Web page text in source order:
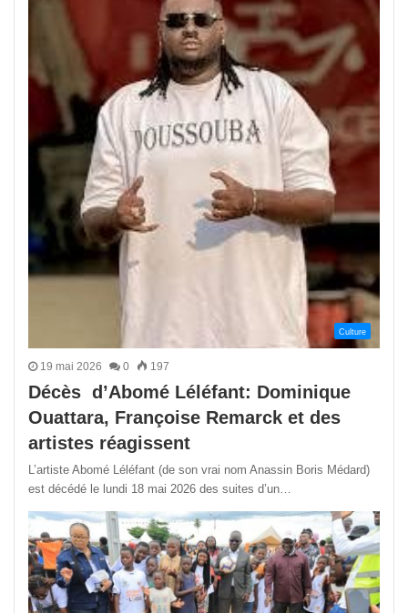
Culture
19 mai 2026 0 197
Décès d’Abomé Léléfant: Dominique
Ouattara, Françoise Remarck et des
artistes réagissent
L’artiste Abomé Léléfant (de son vrai nom Anassin Boris Médard)
est décédé le lundi 18 mai 2026 des suites d’un…